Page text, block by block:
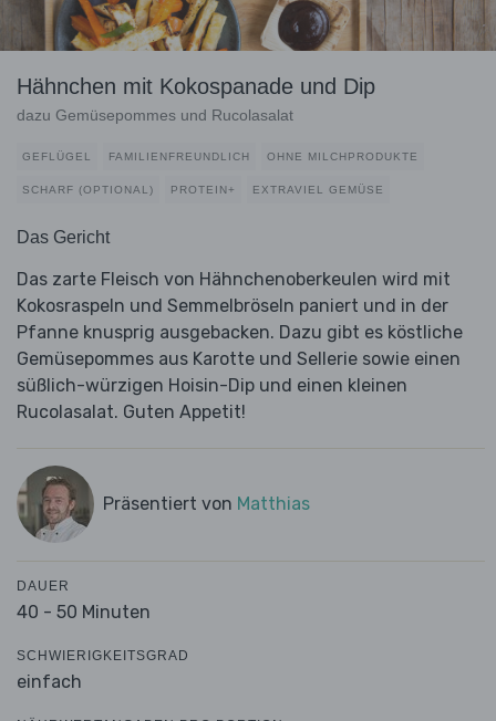
Hähnchen mit Kokospanade und Dip
dazu Gemüsepommes und Rucolasalat
GEFLÜGEL FAMILIENFREUNDLICH OHNE MILCHPRODUKTE
SCHARF (OPTIONAL) PROTEIN+ EXTRAVIEL GEMÜSE
Das Gericht
Das zarte Fleisch von Hähnchenoberkeulen wird mit
Kokosraspeln und Semmelbröseln paniert und in der
Pfanne knusprig ausgebacken. Dazu gibt es köstliche
Gemüsepommes aus Karotte und Sellerie sowie einen
süßlich-würzigen Hoisin-Dip und einen kleinen
Rucolasalat. Guten Appetit!
Präsentiert von Matthias
DAUER
40 - 50 Minuten
SCHWIERIGKEITSGRAD
einfach